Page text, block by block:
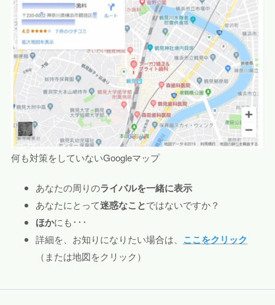
何も対策をしていないGoogleマップ
あなたの周りのライバルを一緒に表示
あなたにとって迷惑なことではないですか？
ほかにも･･･
詳細を、お知りになりたい場合は、 ここをクリック
（または地図をクリック）